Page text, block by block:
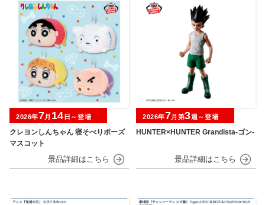
クレヨンしんちゃん 寝そべりポーズ
マスコット
2026年7月 14 日～登場
HUNTER×HUNTER Grandista-ゴン-
2026年7月第3週～登場